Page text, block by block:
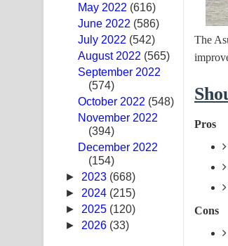
Manobhawa Song Lyrics
Akahe Indala Song Lyrics
Saddeta Denna Song
Kaalaya Song Lyrics -
Aramuna Song Lyrics -
Sandata Duka Hithila Song
Sihina Song Lyrics - සිහින
May 2022 (616)
June 2022 (586)
July 2022 (542)
August 2022 (565)
September 2022
(574)
October 2022 (548)
November 2022
(394)
December 2022
(154)
► 2023 (668)
► 2024 (215)
► 2025 (120)
► 2026 (33)
The
Pros
Cons